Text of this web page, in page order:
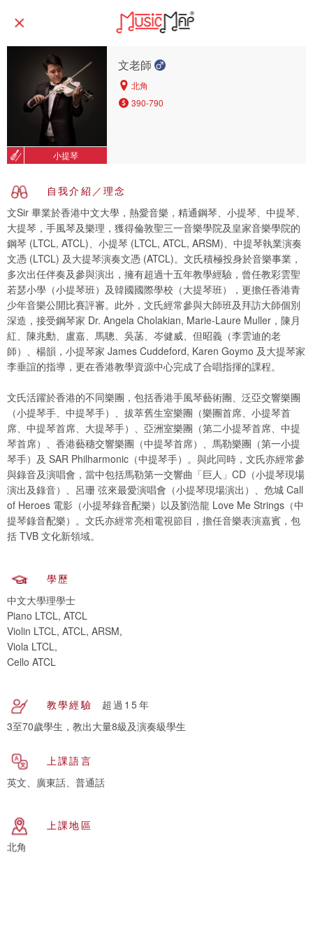
小提琴
文老師
北角
390-790
自我介紹／理念
文Sir 畢業於香港中文大學，熱愛音樂，精通鋼琴、小提琴、中提琴、
大提琴，手風琴及樂理，獲得倫敦聖三一音樂學院及皇家音樂學院的
鋼琴 (LTCL, ATCL)、小提琴 (LTCL, ATCL, ARSM)、中提琴執業演奏
文憑 (LTCL) 及大提琴演奏文憑 (ATCL)。文氏積極投身於音樂事業，
多次出任伴奏及參與演出，擁有超過十五年教學經驗，曾任教彩雲聖
若瑟小學（小提琴班）及韓國國際學校（大提琴班），更擔任香港青
少年音樂公開比賽評審。此外，文氏經常參與大師班及拜訪大師個別
深造，接受鋼琴家 Dr. Angela Cholakian, Marie-Laure Muller，陳月
紅、陳兆勳、盧嘉、馬聰、吳菡、岑健威、但昭義（李雲迪的老
師）、楊韻，小提琴家 James Cuddeford, Karen Goymo 及大提琴家
李垂誼的指導，更在香港教學資源中心完成了合唱指揮的課程。
文氏活躍於香港的不同樂團，包括香港手風琴藝術團、泛亞交響樂團
（小提琴手、中提琴手）、拔萃舊生室樂團（樂團首席、小提琴首
席、中提琴首席、大提琴手）、亞洲室樂團（第二小提琴首席、中提
琴首席）、香港藝穗交響樂團（中提琴首席）、馬勒樂團（第一小提
琴手）及 SAR Philharmonic（中提琴手）。與此同時，文氏亦經常參
與錄音及演唱會，當中包括馬勒第一交響曲「巨人」CD（小提琴現場
演出及錄音）、呂珊 弦來最愛演唱會（小提琴現場演出）、危城 Call
of Heroes 電影（小提琴錄音配樂）以及劉浩龍 Love Me Strings（中
提琴錄音配樂）。文氏亦經常亮相電視節目，擔任音樂表演嘉賓，包
括 TVB 文化新領域。
學歷
中文大學理學士
Piano LTCL, ATCL
Violin LTCL, ATCL, ARSM,
Viola LTCL,
Cello ATCL
教學經驗
超過15年
3至70歲學生，教出大量8級及演奏級學生
上課語言
英文、廣東話、普通話
上課地區
北角